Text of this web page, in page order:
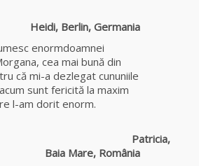
puternică
albă și
neagră
Vanessa
Clarvăzătoarea
Elena Natașa
Heidi, Berlin, Germania
enormdoamnei
cea mai bună din
că mi-a dezlegat cununiile
sunt fericită la maxim
l-am dorit enorm.
Baia Mare, România